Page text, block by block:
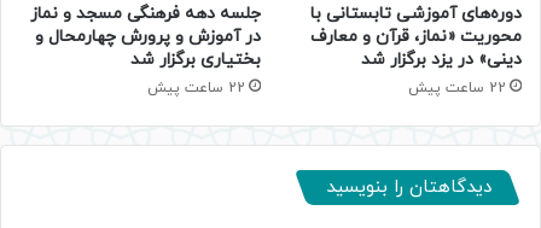
دوره‌های آموزشی تابستانی با
محوریت «نماز، قرآن و معارف
دینی» در یزد برگزار شد
22 ساعت پیش
جلسه دهه فرهنگی مسجد و نماز
در آموزش و پرورش چهارمحال و
بختیاری برگزار شد
22 ساعت پیش
دیدگاهتان را بنویسید